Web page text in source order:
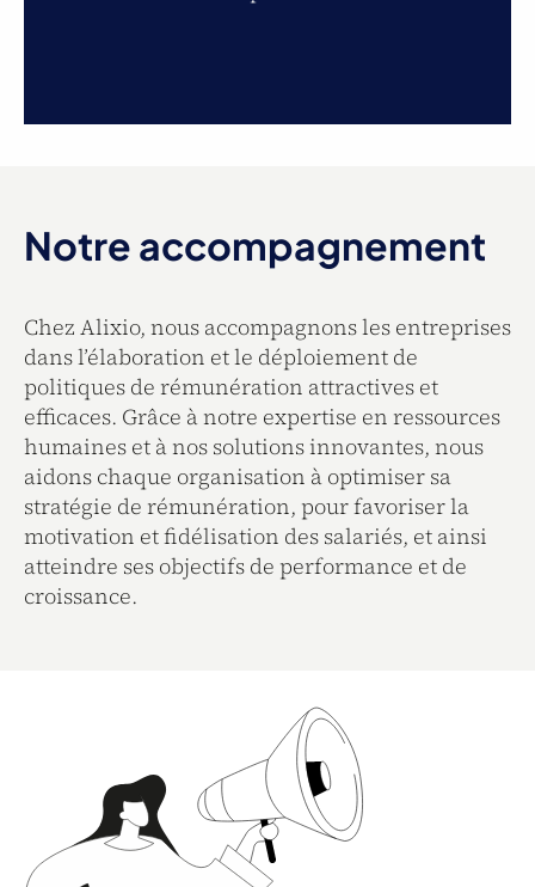
Notre accompagnement
Chez Alixio, nous accompagnons les entreprises
dans l’élaboration et le déploiement de
politiques de rémunération attractives et
efficaces. Grâce à notre expertise en ressources
humaines et à nos solutions innovantes, nous
aidons chaque organisation à optimiser sa
stratégie de rémunération, pour favoriser la
motivation et fidélisation des salariés, et ainsi
atteindre ses objectifs de performance et de
croissance.